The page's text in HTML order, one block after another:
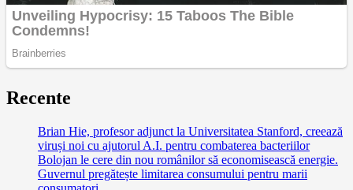
Recente
Brian Hie, profesor adjunct la Universitatea Stanford, creează
viruși noi cu ajutorul A.I. pentru combaterea bacteriilor
Bolojan le cere din nou românilor să economisească energie.
Guvernul pregătește limitarea consumului pentru marii